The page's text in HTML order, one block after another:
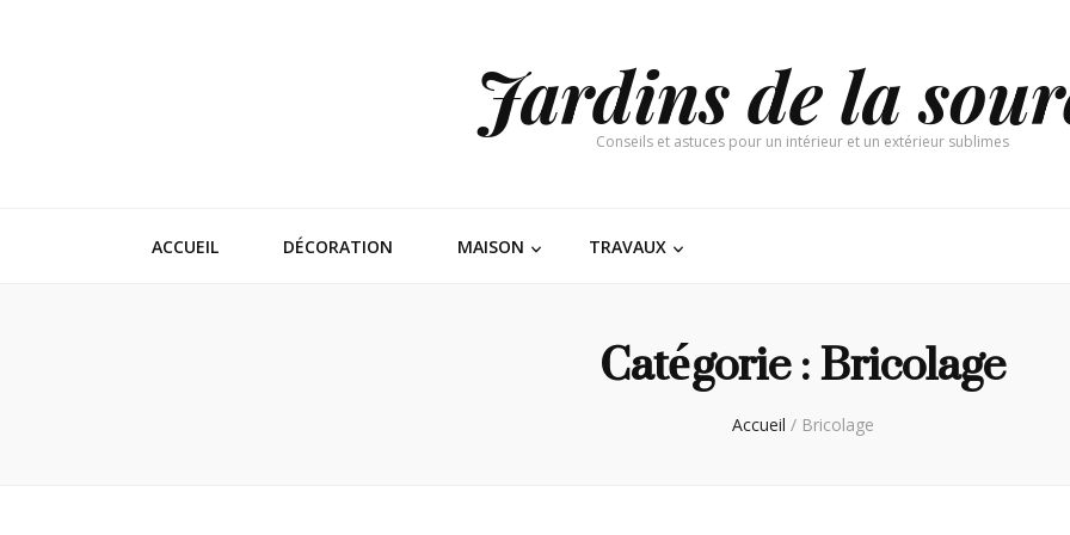
Jardins de la
Conseils et astuces pour un intérieur et un extérieur sublimes
ACCUEIL DÉCORATION MAISON TRAVAUX
Catégorie :Bricolage
Accueil / Bricolage